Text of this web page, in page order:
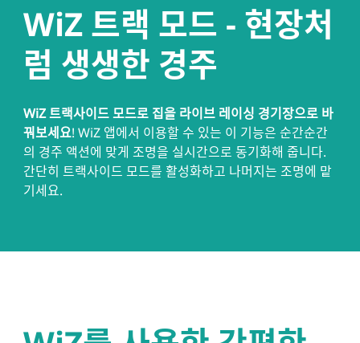
WiZ 트랙 모드 - 현장처
럼 생생한 경주
WiZ 트랙사이드 모드로 집을 라이브 레이싱 경기장으로 바
꿔보세요! WiZ 앱에서 이용할 수 있는 이 기능은 순간순간
의 경주 액션에 맞게 조명을 실시간으로 동기화해 줍니다.
간단히 트랙사이드 모드를 활성화하고 나머지는 조명에 맡
기세요.